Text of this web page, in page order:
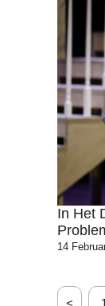
In Het
14
< 1